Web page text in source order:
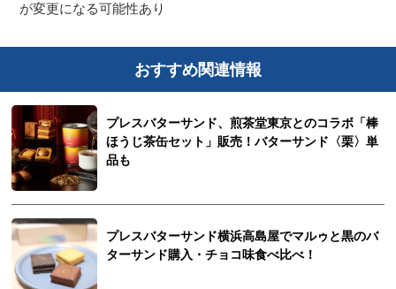
が変更になる可能性あり
おすすめ関連情報
プレスバターサンド、煎茶堂東京とのコラボ「棒
ほうじ茶缶セット」販売！バターサンド〈栗〉単
品も
プレスバターサンド横浜高島屋でマルゥと黒のバ
ターサンド購入・チョコ味食べ比べ！